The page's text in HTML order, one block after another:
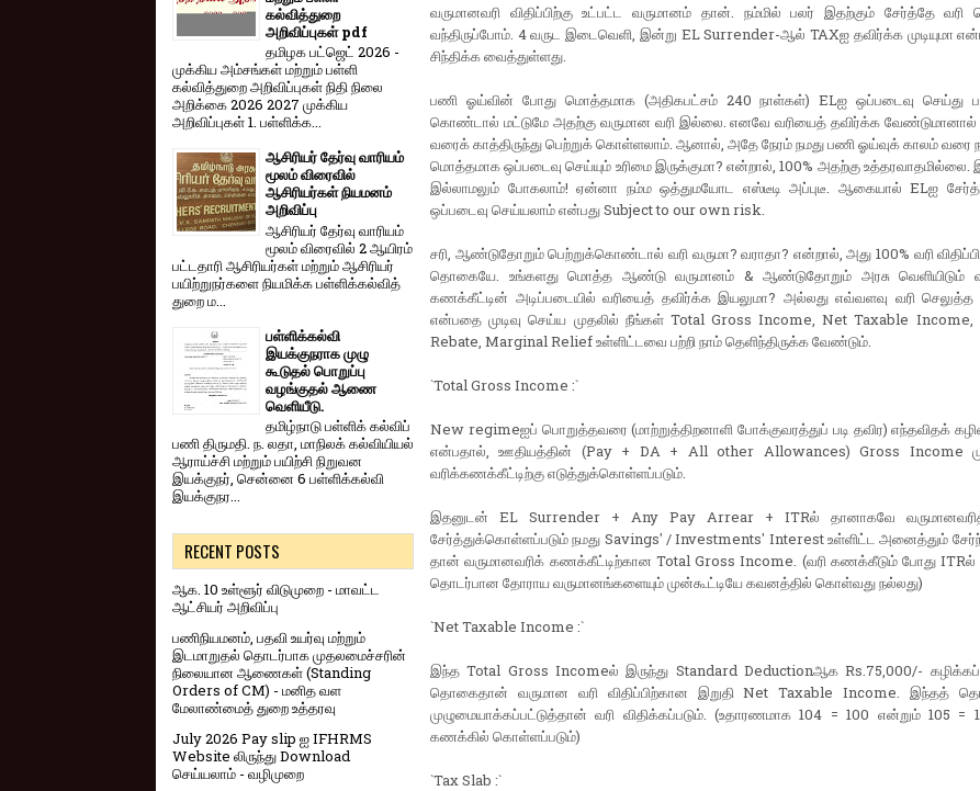
வருமானவரி விதிப்பிற்கு உட்பட்ட வருமானம் தான். நம்மில் பலர் இதற்கும் சேர்த்தே வரி
வந்திருப்போம். 4 வருட இடைவெளி, இன்று EL Surrender-ஆல் TAXஐ தவிர்க்க முடியுமா
சிந்திக்க வைத்துள்ளது.
பணி ஓய்வின் போது மொத்தமாக (அதிகபட்சம் 240 நாள்கள்) ELஐ ஒப்படைவு செய்து
கொண்டால் மட்டுமே அதற்கு வருமான வரி இல்லை. எனவே வரியைத் தவிர்க்க வேண்டுமானால்
வரைக் காத்திருந்து பெற்றுக் கொள்ளலாம். ஆனால், அதே நேரம் நமது பணி ஓய்வுக் காலம் வரை
மொத்தமாக ஒப்படைவு செய்யும் உரிமை இருக்குமா? என்றால், 100% அதற்கு உத்தரவாதமில்லை.
இல்லாமலும் போகலாம்! ஏன்னா நம்ம ஒத்துமயோட எஸ்டீடி அப்புடீ. ஆகையால் ELஐ
ஒப்படைவு செய்யலாம் என்பது Subject to our own risk.
சரி, ஆண்டுதோறும் பெற்றுக்கொண்டால் வரி வருமா? வராதா? என்றால், அது 100% வரி
தொகையே. உங்களது மொத்த ஆண்டு வருமானம் & ஆண்டுதோறும் அரசு வெளியிடும்
கணக்கீட்டின் அடிப்படையில் வரியைத் தவிர்க்க இயலுமா? அல்லது எவ்வளவு வரி
என்பதை முடிவு செய்ய முதலில் நீங்கள் Total Gross Income, Net Taxable Income,
Rebate, Marginal Relief உள்ளிட்டவை பற்றி நாம் தெளிந்திருக்க வேண்டும்.
`Total Gross Income :`
New regimeஐப் பொறுத்தவரை (மாற்றுத்திறனாளி போக்குவரத்துப் படி தவிர) எந்தவிதக்
என்பதால், ஊதியத்தின் (Pay + DA + All other Allowances) Gross Income
வரிக்கணக்கீட்டிற்கு எடுத்துக்கொள்ளப்படும்.
இதனுடன் EL Surrender + Any Pay Arrear + ITRல் தானாகவே
சேர்த்துக்கொள்ளப்படும் நமது Savings' / Investments' Interest உள்ளிட்ட அனைத்தும்
தான் வருமானவரிக் கணக்கீட்டிற்கான Total Gross Income. (வரி கணக்கீடும் போது ITRல்
தொடர்பான தோராய வருமானங்களையும் முன்கூட்டியே கவனத்தில் கொள்வது நல்லது)
`Net Taxable Income :`
இந்த Total Gross Incomeல் இருந்து Standard Deductionஆக Rs.75,000/-
தொகைதான் வருமான வரி விதிப்பிற்கான இறுதி Net Taxable Income. இந்தத்
முழுமையாக்கப்பட்டுத்தான் வரி விதிக்கப்படும். (உதாரணமாக 104 = 100 என்றும் 105 =
கணக்கில் கொள்ளப்படும்)
`Tax Slab :`
கல்வித்துறை
அறிவிப்புகள் pdf
தமிழக பட்ஜெட் 2026 -
முக்கிய அம்சங்கள் மற்றும் பள்ளி
கல்வித்துறை அறிவிப்புகள் நிதி நிலை
அறிக்கை 2026 2027 முக்கிய
அறிவிப்புகள் 1. பள்ளிக்க...
ஆசிரியர் தேர்வு வாரியம்
மூலம் விரைவில்
ஆசிரியர்கள் நியமனம்
அறிவிப்பு
ஆசிரியர் தேர்வு வாரி​யம்
மூலம் விரை​வில் 2 ஆயிரம்
பட்​ட​தாரி ஆசிரியர்​கள் மற்​றும் ஆசிரியர்
பயிற்றுநர்​களை நியமிக்க பள்​ளிக்​கல்​வித்​
துறை ம...
பள்ளிக்கல்வி
இயக்குநராக முழு
கூடுதல் பொறுப்பு
வழங்குதல் ஆணை
வெளியீடு.
தமிழ்நாடு பள்ளிக் கல்விப்
பணி திருமதி. ந. லதா, மாநிலக் கல்வியியல்
ஆராய்ச்சி மற்றும் பயிற்சி நிறுவன
இயக்குநர், சென்னை 6 பள்ளிக்கல்வி
இயக்குநர...
RECENT POSTS
ஆக. 10 உள்ளூர் விடுமுறை - மாவட்ட
ஆட்சியர் அறிவிப்பு
பணிநியமனம், பதவி உயர்வு மற்றும்
இடமாறுதல் தொடர்பாக முதலமைச்சரின்
நிலையான ஆணைகள் (Standing
Orders of CM) - மனித வள
மேலாண்மைத் துறை உத்தரவு
July 2026 Pay slip ஐ IFHRMS
Website லிருந்து Download
செய்யலாம் - வழிமுறை